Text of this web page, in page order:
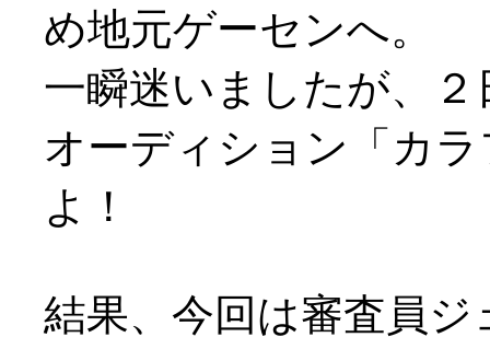
め地元ゲーセンへ。
一瞬迷いましたが、
オーディション「カ
よ！
結果、今回は審査員